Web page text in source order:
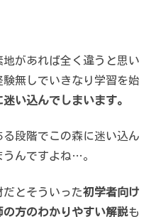
があれば全く違うと思い
無しでいきなり学習を始
い込んでしまいます。
段階でこの森に迷い込ん
んですよね…。
とそういった初学者向け
の方のわかりやすい解説も